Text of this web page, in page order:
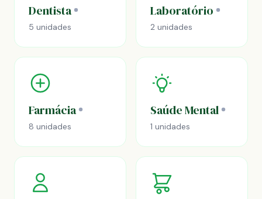
Dentista
5 unidades
Laboratório
2 unidades
Farmácia
8 unidades
Saúde Mental
1 unidades